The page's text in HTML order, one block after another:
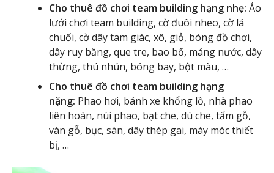
Cho thuê đồ chơi team building hạng nhẹ: Áo
lưới chơi team building, cờ đuôi nheo, cờ lá
chuối, cờ dây tam giác, xô, giỏ, bóng đồ chơi,
dây ruy băng, que tre, bao bố, máng nước, dây
thừng, thú nhún, bóng bay, bột màu, …
Cho thuê đồ chơi team building hạng
nặng: Phao hơi, bánh xe khổng lồ, nhà phao
liên hoàn, núi phao, bạt che, dù che, tấm gỗ,
ván gỗ, bục, sàn, dây thép gai, máy móc thiết
bị, …